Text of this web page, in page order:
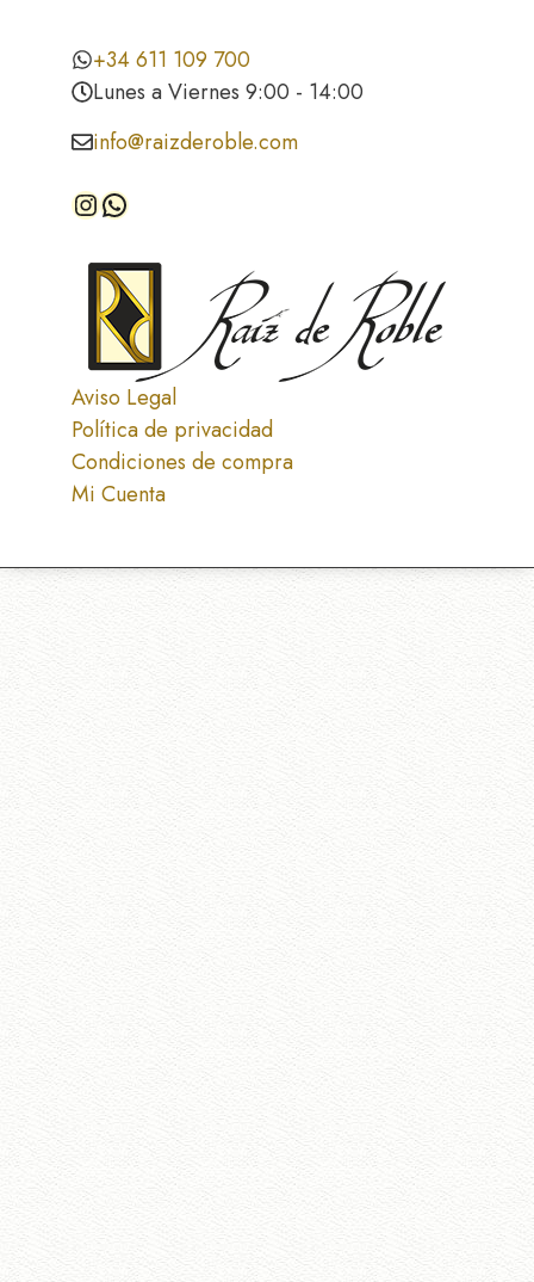
+34 611 109 700
Lunes a Viernes 9:00 - 14:00
info@raizderoble.com
InstagramWhatsApp
Aviso Legal
Política de privacidad
Condiciones de compra
Mi Cuenta